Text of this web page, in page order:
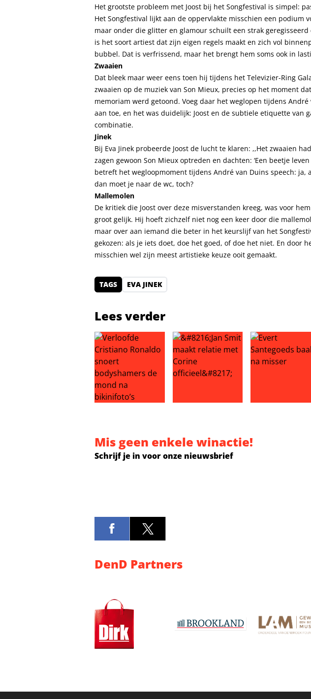
Het grootste probleem met Joost bij het Songfestival is simpel:
Het Songfestival lijkt aan de oppervlakte misschien een podium
maar onder die glitter en glamour schuilt een strak geregisseerd
is het soort artiest dat zijn eigen regels maakt en zich vol
bubbel. Dat is verfrissend, maar het brengt hem soms ook in
Zwaaien
Dat bleek maar weer eens toen hij tijdens het Televizier-Ring
zwaaien op de muziek van Son Mieux, precies op het moment
memoriam werd getoond. Voeg daar het weglopen tijdens
aan toe, en het was duidelijk: Joost en de subtiele etiquette van
combinatie.
Jinek
Bij Eva Jinek probeerde Joost de lucht te klaren: ,,Het zwaaien
zagen gewoon Son Mieux optreden en dachten: ‘Een beetje
betreft het wegloopmoment tijdens André van Duins speech: ja,
dan moet je naar de wc, toch?
Mallemolen
De kritiek die Joost over deze misverstanden kreeg, was voor hem
groot gelijk. Hij hoeft zichzelf niet nog een keer door die
maar over aan iemand die beter in het keurslijf van het
gekozen: als je iets doet, doe het goed, of doe het niet. En door
misschien wel zijn meest artistieke keuze ooit gemaakt.
TAGS EVA JINEK
Lees verder
Mis geen enkele winactie!
Schrijf je in voor onze nieuwsbrief
DenD Partners